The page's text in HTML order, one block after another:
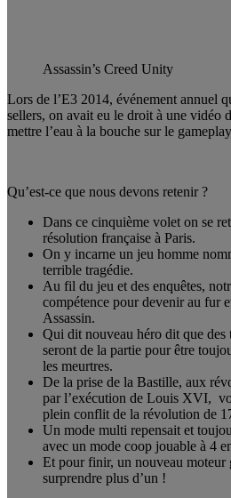
Assassin’s Creed Unity
Lors de l’E3 2014, événement annuel
sellers, on avait eu le droit à une vidéo
mettre l’eau à la bouche sur le
Qu’est-ce que nous devons retenir ?
Dans ce cinquième volet on se
résolution française à Paris.
On y incarne un jeu homme
terrible tragédie.
Au fil du jeu et des enquêtes,
compétence pour devenir au fur
Assassin.
Qui dit nouveau héro dit que des
seront de la partie pour être
les meurtres.
De la prise de la Bastille, aux
par l’exécution de Louis XVI,
plein conflit de la révolution de
Un mode multi repensait et
avec un mode coop jouable à 4
Et pour finir, un nouveau moteur
surprendre plus d’un !